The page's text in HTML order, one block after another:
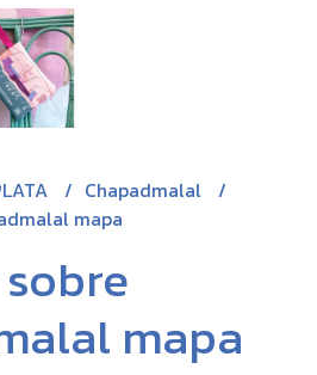
Chapadmalal
mapa
mapa